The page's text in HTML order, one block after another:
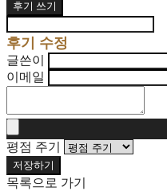
후기 쓰기
후기 수정
글쓴이
이메일
평점 주기
저장하기
목록으로 가기